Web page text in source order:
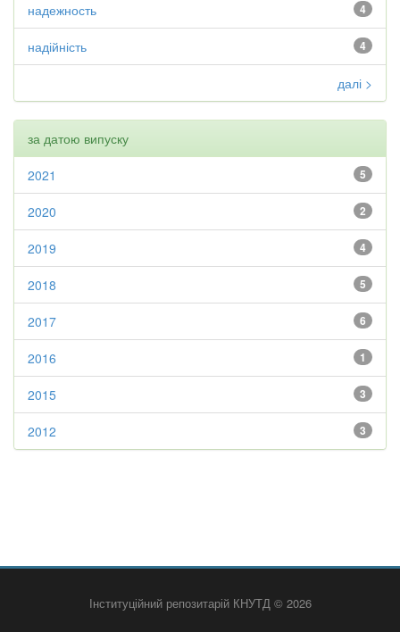
4
надежность
4
надійність
далі >
за датою випуску
5
2021
2
2020
4
2019
5
2018
6
2017
1
2016
3
2015
3
2012
Інституційний репозитарій КНУТД © 2026